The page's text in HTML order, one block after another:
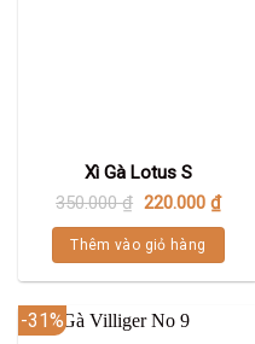
Xì Gà Lotus S
350.000₫ 220.000 ₫
Thêm vào giỏ hàng
-31%